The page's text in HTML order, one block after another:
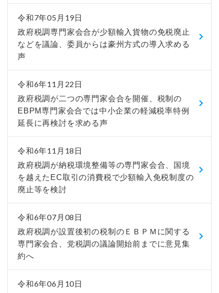
令和7年05月19日
政府税調専門家会合が少額輸入貨物の免税廃止
などを議論、委員からは豪州方式の導入求める
声
令和6年11月22日
政府税調が二つの専門家会合を開催、税制の
EBPM専門家会合では中小企業の軽減税率特例
延長に再検討を求める声
令和6年11月18日
政府税調が納税環境整備等の専門家会合、国境
を越えたEC取引の消費税で少額輸入免税制度の
廃止等を検討
令和6年07月08日
政府税調が設置後初の税制のＥＢＰＭに関する
専門家会合、党税調の議論開始前までに意見集
約へ
令和6年06月10日